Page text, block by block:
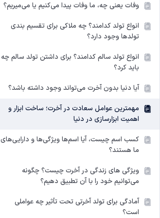
وفات یعنی چه، ما وفات پیدا می‌کنیم یا می‌میریم؟
انواع تولد کدامند؟ چه ملاکی برای تقسیم بندی
تولدها وجود دارد؟
انواع تولد سالم کدامند؟ برای داشتن تولد سالم چه
باید کرد؟
آیا دنیا بدون آخرت می‌تواند وجود داشته باشد؟
مهمترین عوامل سعادت در آخرت؛ ساخت ابزار و
اهمیت ابزارسازی در دنیا
کسب اسم چیست، آیا اسم‌ها ویژگی‌ها و دارایی‌های
ما هستند؟
ویژگی های زندگی در آخرت چیست؟ چگونه
می‌توانیم خود را با آن تطبیق دهیم؟
آمادگی برای تولد آخرتی تحت تأثیر چه عواملی
است؟